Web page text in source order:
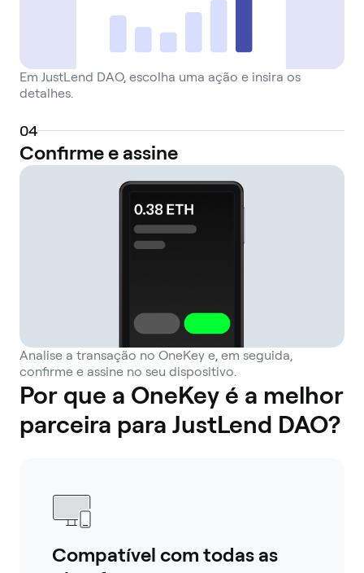
Em JustLend DAO, escolha uma ação e insira os
detalhes.
04
Confirme e assine
Analise a transação no OneKey e, em seguida,
confirme e assine no seu dispositivo.
Por que a OneKey é a melhor
parceira para JustLend DAO?
Compatível com todas as